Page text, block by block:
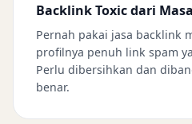
Backlink Toxic dari
Pernah pakai jasa backlink
profilnya penuh link spam
Perlu dibersihkan dan
benar.